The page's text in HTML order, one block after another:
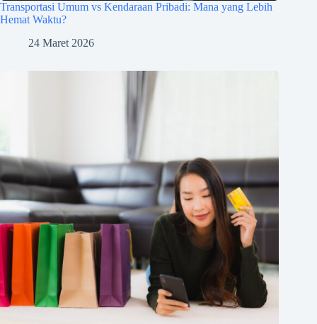
Transportasi Umum vs Kendaraan Pribadi: Mana yang Lebih
Hemat Waktu?
24 Maret 2026